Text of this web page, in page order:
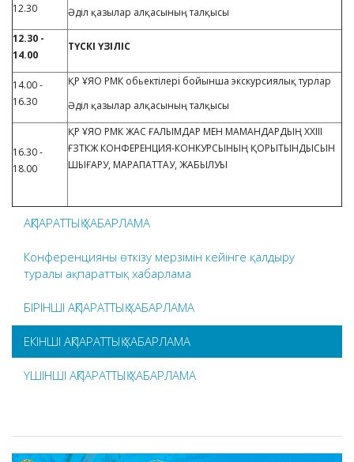
12.30
Әділ қазылар алқасының талқысы
12.30 -
14.00
ТҮСКІ ҮЗІЛІС
14.00 -
16.30
ҚР ҰЯО РМК обьектілері бойынша экскурсиялық турлар
Әділ қазылар алқасының талқысы
16.30 -
18.00
ҚР ҰЯО РМК ЖАС ҒАЛЫМДАР МЕН МАМАНДАРДЫҢ ХХІІІ
ҒЗТКЖ КОНФЕРЕНЦИЯ-КОНКУРСЫНЫҢ ҚОРЫТЫНДЫСЫН
ШЫҒАРУ, МАРАПАТТАУ, ЖАБЫЛУЫ
АҚПАРАТТЫҚ ХАБАРЛАМА
Конференцияны өткізу мерзімін кейінге қалдыру
туралы ақпараттық хабарлама
БІРІНШІ АҚПАРАТТЫҚ ХАБАРЛАМА
ЕКІНШІ АҚПАРАТТЫҚ ХАБАРЛАМА
ҮШІНШІ АҚПАРАТТЫҚ ХАБАРЛАМА